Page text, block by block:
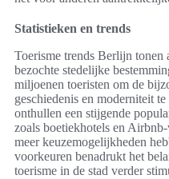
Statistieken en trends
Toerisme trends Berlijn tonen
bezochte stedelijke
miljoenen toeristen om de
geschiedenis en moderniteit
onthullen een stijgende
zoals boetiekhotels en
meer keuzemogelijkheden
voorkeuren benadrukt het
toerisme in de stad verder